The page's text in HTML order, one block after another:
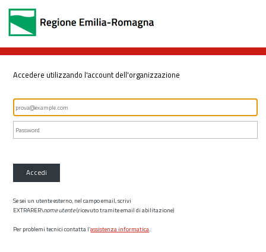
Accedere utilizzando l'account dell'organizzazione
Accedi
Se sei un utente esterno, nel campo email, scrivi
EXTRARER\nome utente(ricevuto tramite email di abilitazione)
Per problemi tecnici contatta l’assistenza informatica.